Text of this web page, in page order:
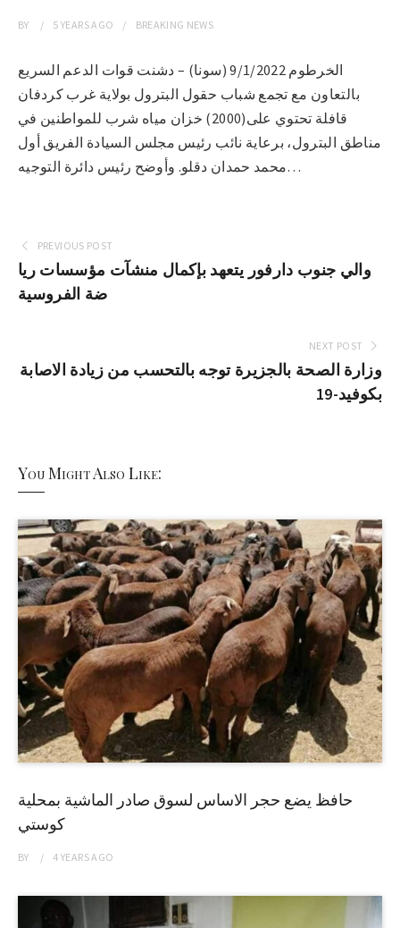
BY 5 YEARSAGO BREAKING NEWS
الخرطوم 9/1/2022 (سونا) – دشنت قوات الدعم السريع
بالتعاون مع تجمع شباب حقول البترول بولاية غرب كردفان
قافلة تحتوي على(2000) خزان مياه شرب للمواطنين في
مناطق البترول، برعاية نائب رئيس مجلس السيادة الفريق أول
محمد حمدان دقلو. وأوضح رئيس دائرة التوجيه…
PREVIOUS POST
والي جنوب دارفور يتعهد بإكمال منشآت مؤسسات ريا
ضة الفروسية
NEXT POST
وزارة الصحة بالجزيرة توجه بالتحسب من زيادة الاصابة
بكوفيد-19
You Might Also Like:
حافظ يضع حجر الاساس لسوق صادر الماشية بمحلية
كوستي
BY 4 YEARSAGO